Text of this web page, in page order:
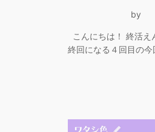
by
こんにちは！ 終活え
終回になる４回目の